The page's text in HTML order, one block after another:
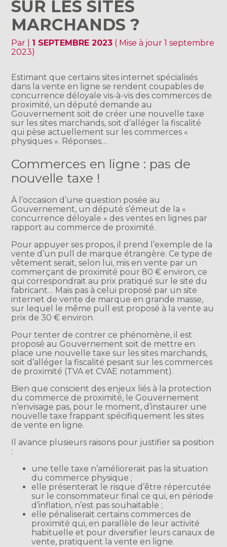
SUR LES SITES
MARCHANDS ?
Par 1 SEPTEMBRE 2023 ( Mise à jour 1 septembre
2023)
Estimant que certains sites internet spécialisés
dans la vente en ligne se rendent coupables de
concurrence déloyale vis-à-vis des commerces de
proximité, un député demande au
Gouvernement soit de créer une nouvelle taxe
sur les sites marchands, soit d’alléger la fiscalité
qui pèse actuellement sur les commerces «
physiques ». Réponses…
Commerces en ligne : pas de
nouvelle taxe !
À l’occasion d’une question posée au
Gouvernement, un député s’émeut de la «
concurrence déloyale » des ventes en lignes par
rapport au commerce de proximité.
Pour appuyer ses propos, il prend l’exemple de la
vente d’un pull de marque étrangère. Ce type de
vêtement serait, selon lui, mis en vente par un
commerçant de proximité pour 80 € environ, ce
qui correspondrait au prix pratiqué sur le site du
fabricant… Mais pas à celui proposé par un site
internet de vente de marque en grande masse,
sur lequel le même pull est proposé à la vente au
prix de 30 € environ.
Pour tenter de contrer ce phénomène, il est
proposé au Gouvernement soit de mettre en
place une nouvelle taxe sur les sites marchands,
soit d’alléger la fiscalité pesant sur les commerces
de proximité (TVA et CVAE notamment).
Bien que conscient des enjeux liés à la protection
du commerce de proximité, le Gouvernement
n’envisage pas, pour le moment, d’instaurer une
nouvelle taxe frappant spécifiquement les sites
de vente en ligne.
Il avance plusieurs raisons pour justifier sa position
:
une telle taxe n’améliorerait pas la situation
du commerce physique ;
elle présenterait le risque d’être répercutée
sur le consommateur final ce qui, en période
d’inflation, n’est pas souhaitable ;
elle pénaliserait certains commerces de
proximité qui, en parallèle de leur activité
habituelle et pour diversifier leurs canaux de
vente, pratiquent la vente en ligne.